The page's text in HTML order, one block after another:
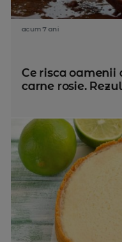
acum 7 ani
Ce risca
carne rosie.